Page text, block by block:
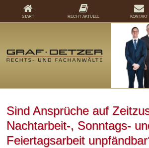
Sind Ansprüche auf
Nachtarbeit-, Sonntags-
Feiertagsarbeit
START RECHT AKTUELL KONTAKT